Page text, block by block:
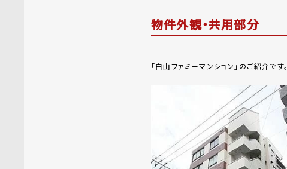
物件外観・共用部分
「白山ファミーマンション」のご紹介です。